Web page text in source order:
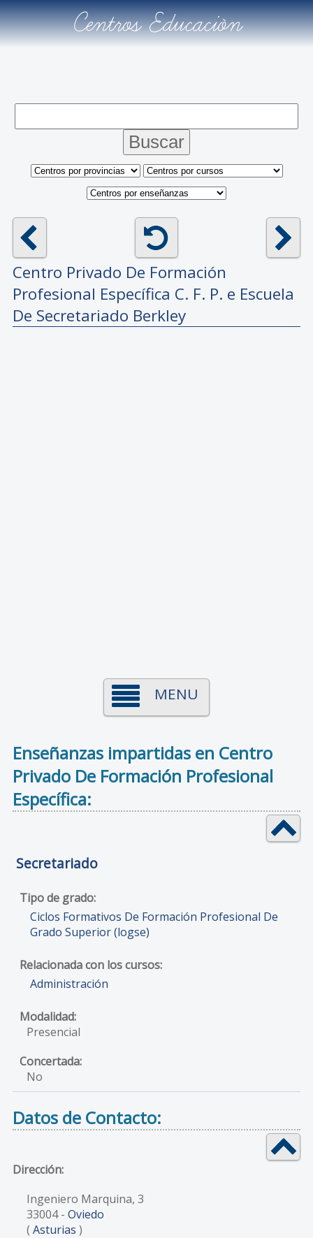
Centros Educación
Centro Privado De Formación
Profesional Específica C. F. P. e Escuela
De Secretariado Berkley
MENU
Enseñanzas impartidas en Centro
Privado De Formación Profesional
Específica:
Secretariado
Ciclos Formativos De Formación Profesional De
Grado Superior (logse)
Administración
Presencial
No
Datos de Contacto:
Dirección:
Ingeniero Marquina, 3
33004- Oviedo
( Asturias )